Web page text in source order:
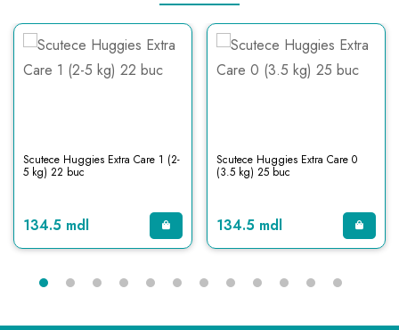
Scutece Huggies Extra Care 1 (2-
5 kg) 22 buc
134.5 mdl
Scutece Huggies Extra Care 0
(3.5 kg) 25 buc
134.5 mdl